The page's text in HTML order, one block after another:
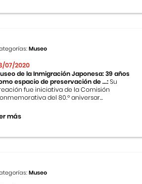
Museo
07/2020
de la Inmigración Japonesa: 39 años
espacio de preservación de ...:Su
fue iniciativa de la Comisión
del 80.º aniversar...
más
Museo